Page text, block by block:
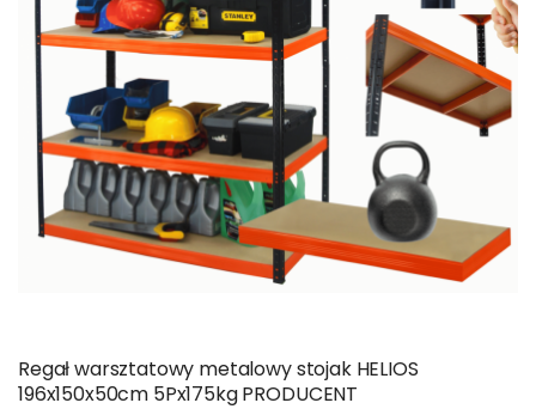
Regał warsztatowy metalowy stojak HELIOS
196x150x50cm 5Px175kg PRODUCENT